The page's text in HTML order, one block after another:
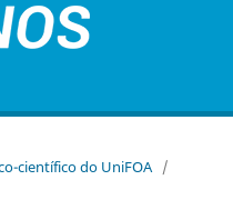
científico do UniFOA /